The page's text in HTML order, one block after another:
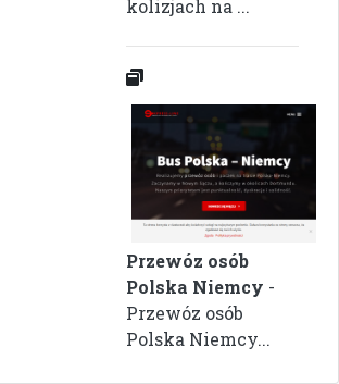
kolizjach na ...
Przewóz osób
Polska Niemcy -
Przewóz osób
Polska Niemcy...